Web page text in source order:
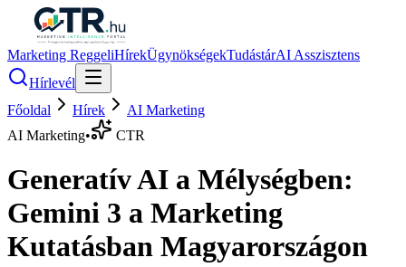
Marketing ReggeliHírekÜgynökségekTudástárAI Asszisztens
Hírlevél
Főoldal
Hírek
AI Marketing
AI Marketing• CTR
Generatív AI a Mélységben:
Gemini 3 a Marketing
Kutatásban Magyarországon